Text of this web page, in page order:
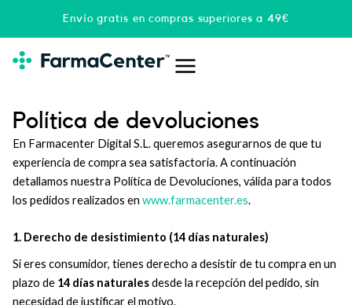
Envío gratis en compras superiores a 49€
Política de devoluciones
En Farmacenter Digital S.L. queremos asegurarnos de que tu
experiencia de compra sea satisfactoria. A continuación
detallamos nuestra Política de Devoluciones, válida para todos
los pedidos realizados en www.farmacenter.es.
1. Derecho de desistimiento (14 días naturales)
Si eres consumidor, tienes derecho a desistir de tu compra en un
plazo de 14 días naturalesdesde la recepción del pedido, sin
necesidad de justificar el motivo.